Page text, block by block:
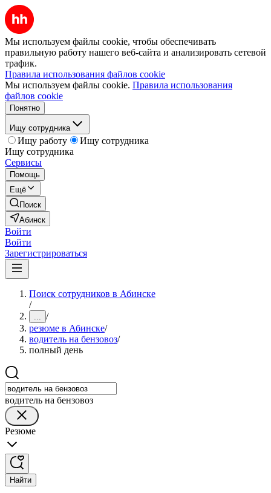
Мы используем файлы cookie, чтобы обеспечивать
правильную работу нашего веб-сайта и анализировать сетевой
трафик.
Правила использования файлов cookie
Мы используем файлы cookie. Правила использования
файлов cookie
Понятно
Ищу сотрудника
Ищу работу
Ищу сотрудника
Ищу сотрудника
Сервисы
Помощь
Ещё
Поиск
Абинск
Войти
Войти
Зарегистрироваться
Поиск сотрудников в Абинске
/
... /
резюме в Абинске/
водитель на бензовоз/
полный день
водитель на бензовоз
Резюме
Найти